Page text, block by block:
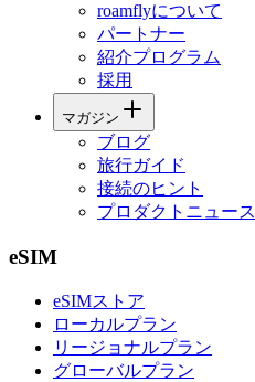
roamflyについて
パートナー
紹介プログラム
採用
マガジン
ブログ
旅行ガイド
接続のヒント
プロダクトニュース
eSIM
eSIMストア
ローカルプラン
リージョナルプラン
グローバルプラン